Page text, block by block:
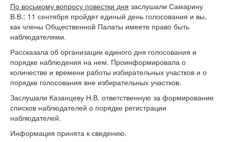
По восьмому вопросу повестки дня заслушали Самарину
В.В.: 11 сентября пройдет единый день голосования и вы,
как члены Общественной Палаты имеете право быть
наблюдателями.
Рассказала об организации единого дня голосования и
порядке наблюдения на нем. Проинформировала о
количестве и времени работы избирательных участков и о
порядке голосования вне избирательных участков.
Заслушали Казанцеву Н.В. ответственную за формирование
списков наблюдателей о порядке регистрации
наблюдателей.
Информация принята к сведению.